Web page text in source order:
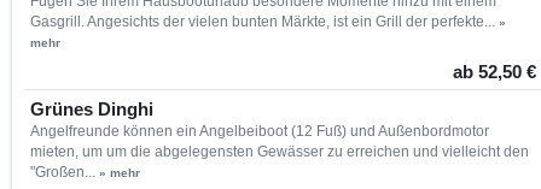
Gasgrill. Angesichts der vielen bunten Märkte, ist ein Grill der perfekte... »
mehr
ab 52,50 €
Grünes Dinghi
Angelfreunde können ein Angelbeiboot (12 Fuß) und Außenbordmotor
mieten, um um die abgelegensten Gewässer zu erreichen und vielleicht den
"Großen... » mehr